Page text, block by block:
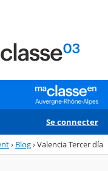
Se connecter
› Blog›Valencia Tercer día